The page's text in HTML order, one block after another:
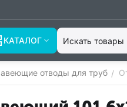
КАТАЛОГ
отводы для труб /